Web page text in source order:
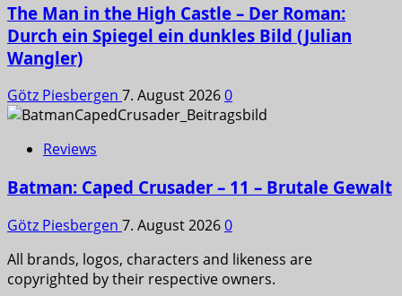
The Man in the High Castle – Der Roman:
Durch ein Spiegel ein dunkles Bild (Julian
Wangler)
Götz Piesbergen 7. August 20260
Reviews
Batman: Caped Crusader – 11 – Brutale Gewalt
Götz Piesbergen 7. August 20260
All brands, logos, characters and likeness are
copyrighted by their respective owners.